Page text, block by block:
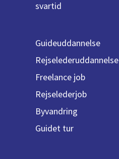
svartid
Guideuddannelse
Rejselederuddannelse
Freelance job
Rejselederjob
Byvandring
Guidet tur